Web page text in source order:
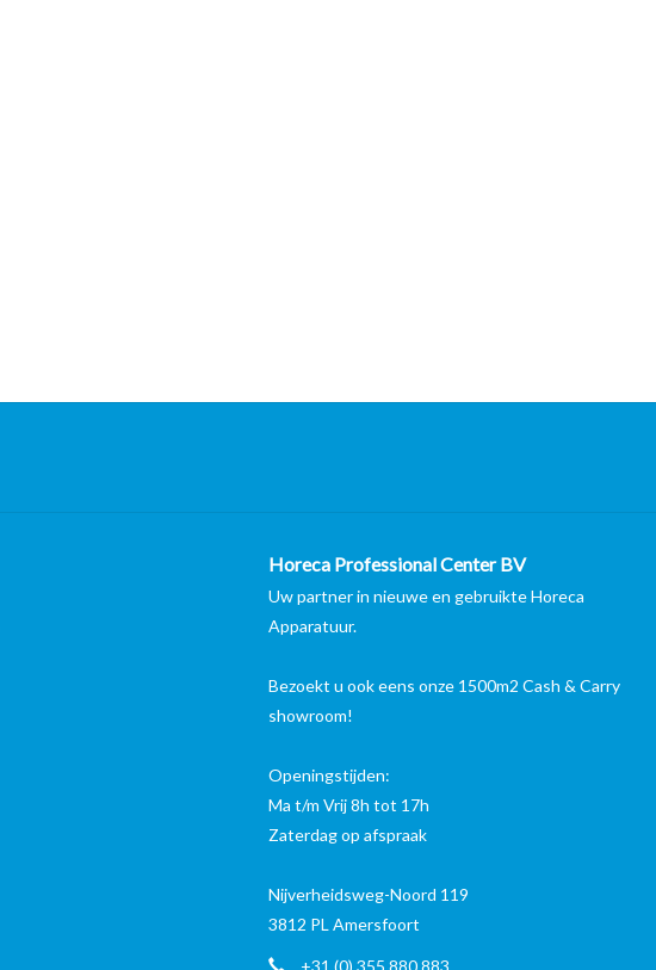
Horeca Professional Center BV
Uw partner in nieuwe en gebruikte Horeca
Apparatuur.
Bezoekt u ook eens onze 1500m2 Cash & Carry
showroom!
Openingstijden:
Ma t/m Vrij 8h tot 17h
Zaterdag op afspraak
Nijverheidsweg-Noord 119
3812 PL Amersfoort